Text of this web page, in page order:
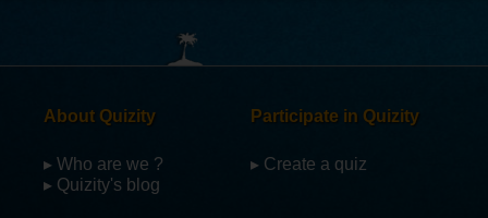
About Quizity
▸ Who are we ?
▸ Quizity's blog
Participate in Quizity
▸ Create a quiz